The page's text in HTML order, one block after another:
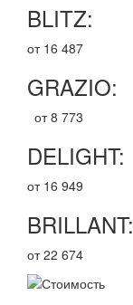
BLITZ:
от 16 487
GRAZIO:
от 8 773
DELIGHT:
от 16 949
BRILLANT:
от 22 674